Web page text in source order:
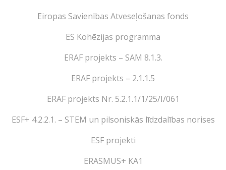
Eiropas Savienības Atveseļošanas fonds
ES Kohēzijas programma
ERAF projekts – SAM 8.1.3.
ERAF projekts – 2.1.1.5
ERAF projekts Nr. 5.2.1.1/1/25/I/061
ESF+ 4.2.2.1. – STEM un pilsoniskās līdzdalības norises
ESF projekti
ERASMUS+ KA1